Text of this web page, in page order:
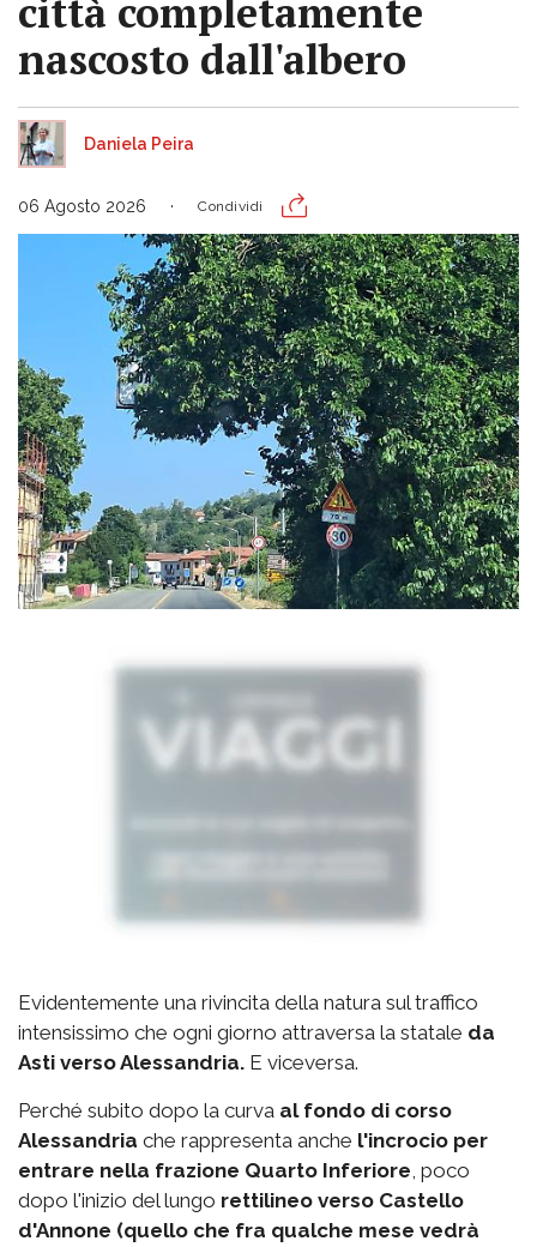
città completamente
nascosto dall'albero
Daniela Peira
06 Agosto 2026 Condividi
Evidentemente una rivincita della natura sul traffico
intensissimo che ogni giorno attraversa la statale da
Asti verso Alessandria. E viceversa.
Perché subito dopo la curva al fondo di corso
Alessandria che rappresenta anche l'incrocio per
entrare nella frazione Quarto Inferiore, poco
dopo l'inizio del lungo rettilineo verso Castello
d'Annone (quello che fra qualche mese vedrà